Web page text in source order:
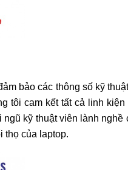
bảo các thông số kỹ
tôi cam kết tất cả linh kiện
kỹ thuật viên lành nghề
thọ của laptop.